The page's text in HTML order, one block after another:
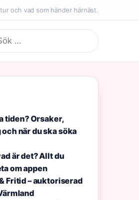
och vad som händer härnäst.
tiden? Orsaker,
när du ska söka
är det? Allt du
om appen
Fritid – auktoriserad